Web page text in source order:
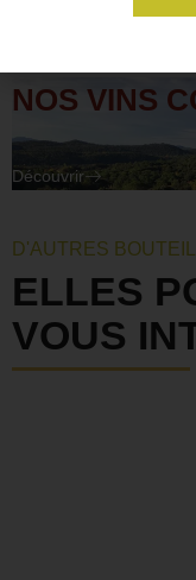
NOS VINS
Découvrir
D'AUTRES
ELLES
VOUS